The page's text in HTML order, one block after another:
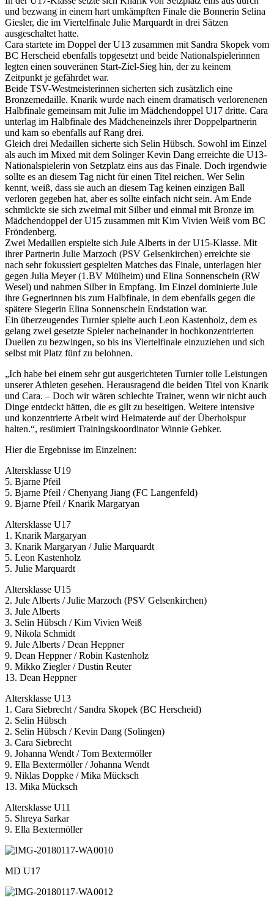
und bezwang in einem hart umkämpften Finale die Bonnerin Selina
Giesler, die im Viertelfinale Julie Marquardt in drei Sätzen
ausgeschaltet hatte.
Cara startete im Doppel der U13 zusammen mit Sandra Skopek vom
BC Herscheid ebenfalls topgesetzt und beide Nationalspielerinnen
legten einen souveränen Start-Ziel-Sieg hin, der zu keinem
Zeitpunkt je gefährdet war.
Beide TSV-Westmeisterinnen sicherten sich zusätzlich eine
Bronzemedaille. Knarik wurde nach einem dramatisch verlorenenen
Halbfinale gemeinsam mit Julie im Mädchendoppel U17 dritte. Cara
unterlag im Halbfinale des Mädcheneinzels ihrer Doppelpartnerin
und kam so ebenfalls auf Rang drei.
Gleich drei Medaillen sicherte sich Selin Hübsch. Sowohl im Einzel
als auch im Mixed mit dem Solinger Kevin Dang erreichte die U13-
Nationalspielerin von Setzplatz eins aus das Finale. Doch irgendwie
sollte es an diesem Tag nicht für einen Titel reichen. Wer Selin
kennt, weiß, dass sie auch an diesem Tag keinen einzigen Ball
verloren gegeben hat, aber es sollte einfach nicht sein. Am Ende
schmückte sie sich zweimal mit Silber und einmal mit Bronze im
Mädchendoppel der U15 zusammen mit Kim Vivien Weiß vom BC
Fröndenberg.
Zwei Medaillen erspielte sich Jule Alberts in der U15-Klasse. Mit
ihrer Partnerin Julie Marzoch (PSV Gelsenkirchen) erreichte sie
nach sehr fokussiert gespielten Matches das Finale, unterlagen hier
gegen Julia Meyer (1.BV Mülheim) und Elina Sonnenschein (RW
Wesel) und nahmen Silber in Empfang. Im Einzel dominierte Jule
ihre Gegnerinnen bis zum Halbfinale, in dem ebenfalls gegen die
spätere Siegerin Elina Sonnenschein Endstation war.
Ein überzeugendes Turnier spielte auch Leon Kastenholz, dem es
gelang zwei gesetzte Spieler nacheinander in hochkonzentrierten
Duellen zu bezwingen, so bis ins Viertelfinale einzuziehen und sich
selbst mit Platz fünf zu belohnen.
„Ich habe bei einem sehr gut ausgerichteten Turnier tolle Leistungen
unserer Athleten gesehen. Herausragend die beiden Titel von Knarik
und Cara. – Doch wir wären schlechte Trainer, wenn wir nicht auch
Dinge entdeckt hätten, die es gilt zu beseitigen. Weitere intensive
und konzentrierte Arbeit wird Heimaterde auf der Überholspur
halten.“, resümiert Trainingskoordinator Winnie Gebker.
Hier die Ergebnisse im Einzelnen:
Altersklasse U19
5. Bjarne Pfeil
5. Bjarne Pfeil / Chenyang Jiang (FC Langenfeld)
9. Bjarne Pfeil / Knarik Margaryan
Altersklasse U17
1. Knarik Margaryan
3. Knarik Margaryan / Julie Marquardt
5. Leon Kastenholz
5. Julie Marquardt
Altersklasse U15
2. Jule Alberts / Julie Marzoch (PSV Gelsenkirchen)
3. Jule Alberts
3. Selin Hübsch / Kim Vivien Weiß
9. Nikola Schmidt
9. Jule Alberts / Dean Heppner
9. Dean Heppner / Robin Kastenholz
9. Mikko Ziegler / Dustin Reuter
13. Dean Heppner
Altersklasse U13
1. Cara Siebrecht / Sandra Skopek (BC Herscheid)
2. Selin Hübsch
2. Selin Hübsch / Kevin Dang (Solingen)
3. Cara Siebrecht
9. Johanna Wendt / Tom Bextermöller
9. Ella Bextermöller / Johanna Wendt
9. Niklas Doppke / Mika Mücksch
13. Mika Mücksch
Altersklasse U11
5. Shreya Sarkar
9. Ella Bextermöller
MD U17